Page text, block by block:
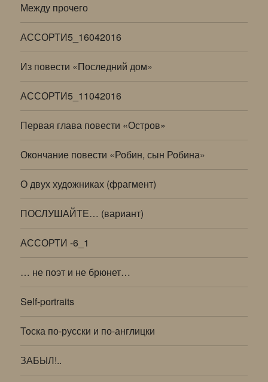
Между прочего
АССОРТИ5_16042016
Из повести «Последний дом»
АССОРТИ5_11042016
Первая глава повести «Остров»
Окончание повести «Робин, сын Робина»
О двух художниках (фрагмент)
ПОСЛУШАЙТЕ… (вариант)
АССОРТИ -6_1
… не поэт и не брюнет…
Self-portraits
Тоска по-русски и по-англицки
ЗАБЫЛ!..